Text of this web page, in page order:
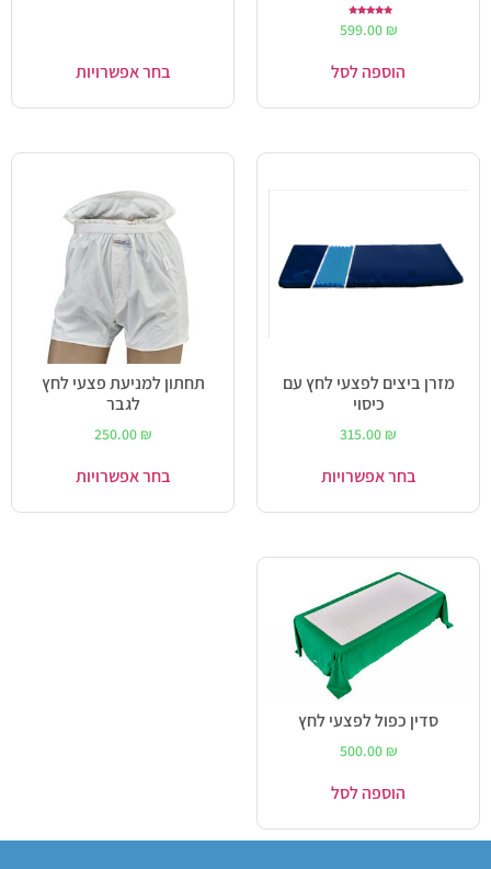
5.00
599.00 ₪
הוספה לסל בחר אפשרויות
מזרן ביצים לפצעי לחץ עם
כיסוי
315.00 ₪
בחר אפשרויות
תחתון למניעת פצעי לחץ
לגבר
250.00 ₪
בחר אפשרויות
סדין כפול לפצעי לחץ
500.00 ₪
הוספה לסל